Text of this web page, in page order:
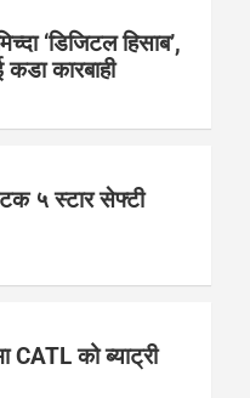
‘डिजिटल हिसाब’,
कडा कारबाही
५ स्टार सेफ्टी
को ब्याट्री